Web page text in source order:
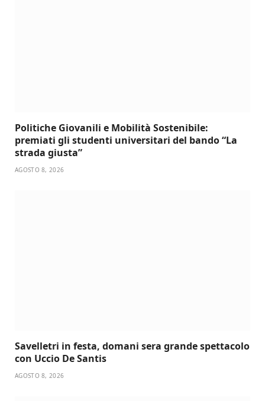
Politiche Giovanili e Mobilità Sostenibile:
premiati gli studenti universitari del bando “La
strada giusta”
AGOSTO 8, 2026
Savelletri in festa, domani sera grande spettacolo
con Uccio De Santis
AGOSTO 8, 2026